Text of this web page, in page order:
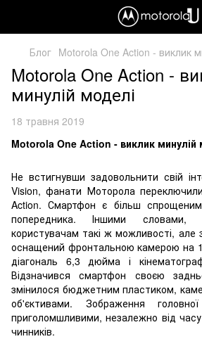
Блог Motorola One Action - виклик
Motorola One Action -
минулій моделі
18 травня 2019
Motorola One Action - виклик минулій
Не встигнувши задовольнити свій
Vision, фанати Моторола
Action. Смартфон є більш
попередника. Іншими словами,
користувачам такі ж можливості,
оснащений фронтальною камерою на
діагональ 6,3 дюйма і
Відзначився смартфон своєю
змінилося бюджетним пластиком,
об'єктивами. Зображення
приголомшливими, незалежно від
чинників.